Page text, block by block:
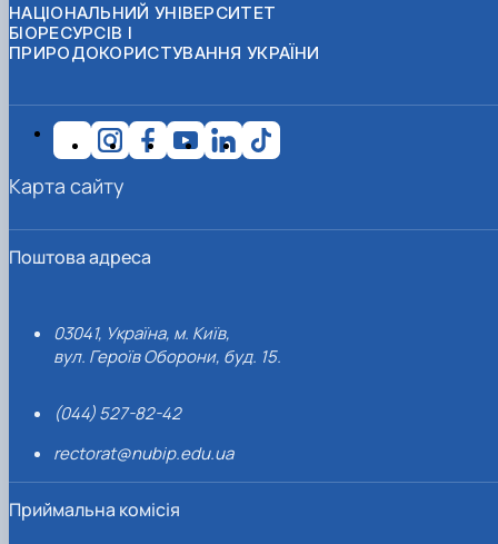
НАЦІОНАЛЬНИЙ УНІВЕРСИТЕТ
БІОРЕСУРСІВ І
ПРИРОДОКОРИСТУВАННЯ УКРАЇНИ
Поштова адреса
03041, Україна, м. Київ,
вул. Героїв Оборони, буд. 15.
(044) 527-82-42
rectorat@nubip.edu.ua
Приймальна комісія
Карта сайту